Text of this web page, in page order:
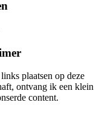
plaatsen op deze
ontvang ik een klein
content.